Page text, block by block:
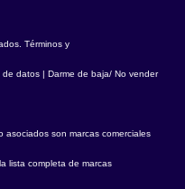
Términos y
de datos Darme de baja/ No vender
asociados son marcas comerciales
lista completa de marcas